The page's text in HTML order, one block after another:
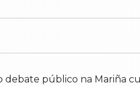
público na Mariña